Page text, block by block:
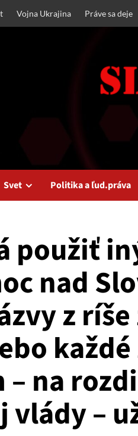
Vojna Ukrajina Práve sa deje
Svet Politika a ľud.práva
použiť
nad
z
– na
vlády –